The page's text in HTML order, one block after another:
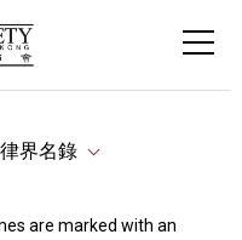
界名錄
are marked with an